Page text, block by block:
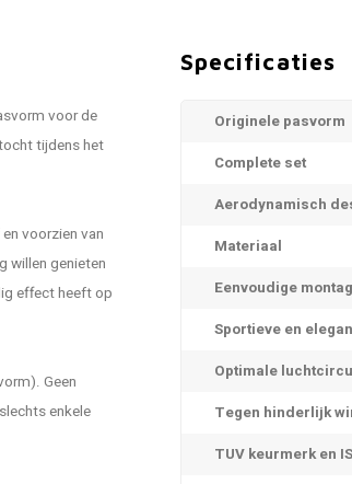
voor de
tijdens het
voorzien van
willen genieten
effect heeft op
Geen
enkele
Specificaties
Originele pasvorm
Complete set
Aerodynamisch
Materiaal
Eenvoudige
Sportieve en
Optimale
Tegen hinderlijk
TUV keurmerk en